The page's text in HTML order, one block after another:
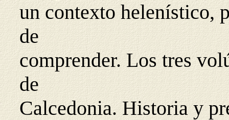
un contexto helenístico,
de
comprender. Los tres
de
Calcedonia. Historia y